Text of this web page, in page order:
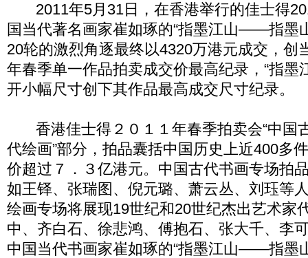
2011年5月31日，在香港举行的佳士得
国当代著名画家崔如琢的“指墨江山——指墨
20轮的激烈角逐最终以4320万港元成交，创
年春季单一作品拍卖成交价最高纪录，“指墨
开小幅尺寸创下其作品最高成交尺寸纪录。
香港佳士得２０１１年春季拍卖会“中国
代绘画”部分，拍品囊括中国历史上近400多
价超过７．３亿港元。中国古代书画专场拍
如王铎、张瑞图、倪元璐、萧云丛、刘珏等
绘画专场将展现19世纪和20世纪杰出艺术家
中、齐白石、徐悲鸿、傅抱石、张大千、李
中国当代书画家崔如琢的“指墨江山——指墨